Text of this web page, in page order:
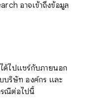
อาจเข้าถึงข้อมูล
ด้ไปแชร์กับภายนอก
บริษัท องค์กร และ
ณีต่อไปนี้